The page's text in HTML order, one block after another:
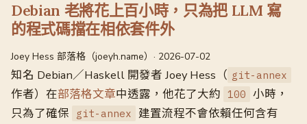
Debian 老將花上百小時，只為把 LLM 寫
的程式碼擋在相依套件外
Joey Hess 部落格（joeyh.name）· 2026-07-02
知名 Debian／Haskell 開發者 Joey Hess（ git-annex
作者）在部落格文章中透露，他花了大約 100 小時，
只為了確保
git-annex 建置流程不會依賴任何含有